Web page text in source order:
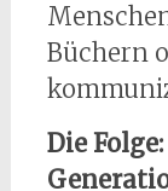
Büchern
Die